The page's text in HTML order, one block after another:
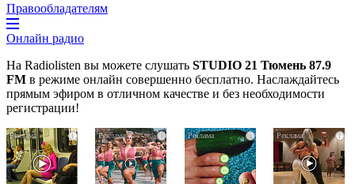
Правообладателям
Онлайн радио
На Radiolisten вы можете слушать STUDIO 21 Тюмень 87.9
FM в режиме онлайн совершенно бесплатно. Наслаждайтесь
прямым эфиром в отличном качестве и без необходимости
регистрации!
i
Королева
вагона
отожгла!
Видео
i
Ржу
переставая,
это
i
дней
исчезнет
i